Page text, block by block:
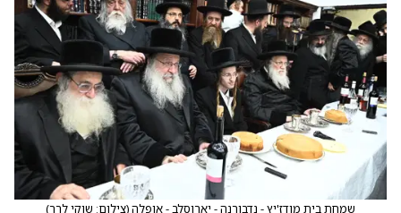
שמחת בית מודז'יץ - נדבורנה - יארוסלב - אופלה(צילום: שוקי לרר)